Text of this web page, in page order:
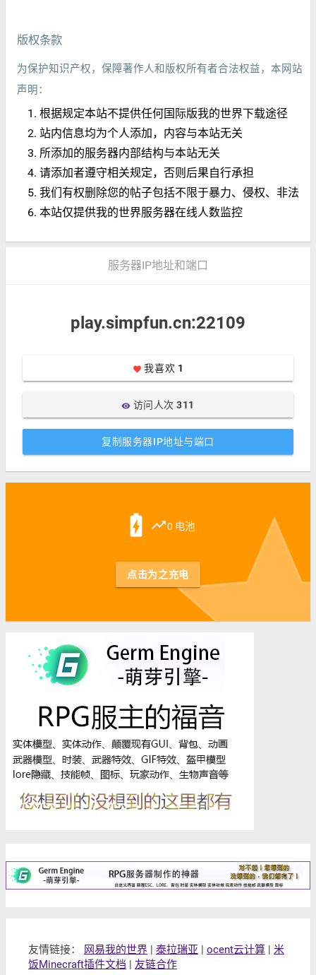
版权条款
为保护知识产权，保障著作人和版权所有者合法权益，本网站
声明：
根据规定本站不提供任何国际版我的世界下载途径
站内信息均为个人添加，内容与本站无关
所添加的服务器内部结构与本站无关
请添加者遵守相关规定，否则后果自行承担
我们有权删除您的帖子包括不限于暴力、侵权、非法
本站仅提供我的世界服务器在线人数监控
服务器IP地址和端口
play.simpfun.cn:22109
favorite 我喜欢 1
visibility访问人次311
复制服务器IP地址与端口
battery_charging_full trending_up0 电池
点击为之充电
友情链接： 网易我的世界 | 泰拉瑞亚 | ocent云计算 | 米
饭Minecraft插件文档 | 友链合作